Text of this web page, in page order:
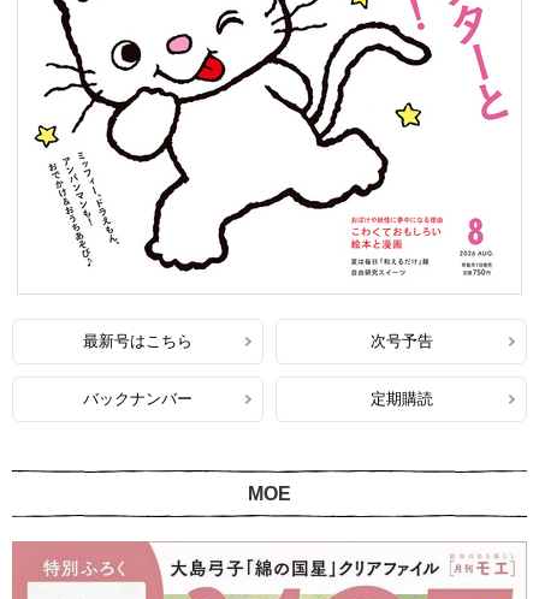
最新号はこちら 次号予告
バックナンバー 定期購読
MOE